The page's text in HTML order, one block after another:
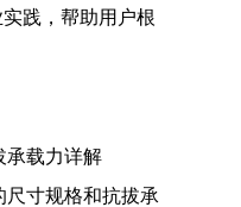
践，帮助用户根
承载力详解
尺寸规格和抗拔承